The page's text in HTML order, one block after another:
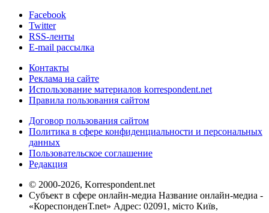
Facebook
Twitter
RSS-ленты
E-mail рассылка
Контакты
Реклама на сайте
Использование материалов korrespondent.net
Правила пользования сайтом
Договор пользования сайтом
Политика в сфере конфиденциальности и персональных
данных
Пользовательское соглашение
Редакция
© 2000-2026, Korrespondent.net
Субъект в сфере онлайн-медиа Название онлайн-медиа -
«КореспонденТ.net» Адрес: 02091, місто Київ,